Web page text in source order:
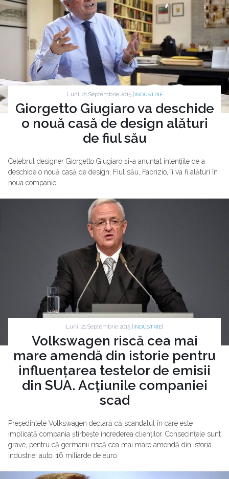
Luni, 21 Septembrie 2015 | INDUSTRIE
Giorgetto Giugiaro va deschide
o nouă casă de design alături
de fiul său
Celebrul designer Giorgetto Giugiaro și-a anunțat intențiile de a
deschide o nouă casă de design. Fiul său, Fabrizio, îi va fi alături în
noua companie.
Luni, 21 Septembrie 2015 | INDUSTRIE
Volkswagen riscă cea mai
mare amendă din istorie pentru
influențarea testelor de emisii
din SUA. Acțiunile companiei
scad
Președintele Volkswagen declară că scandalul în care este
implicată compania știrbește încrederea clienților. Consecințele sunt
grave, pentru că germanii riscă cea mai mare amendă din istoria
industriei auto: 16 miliarde de euro.